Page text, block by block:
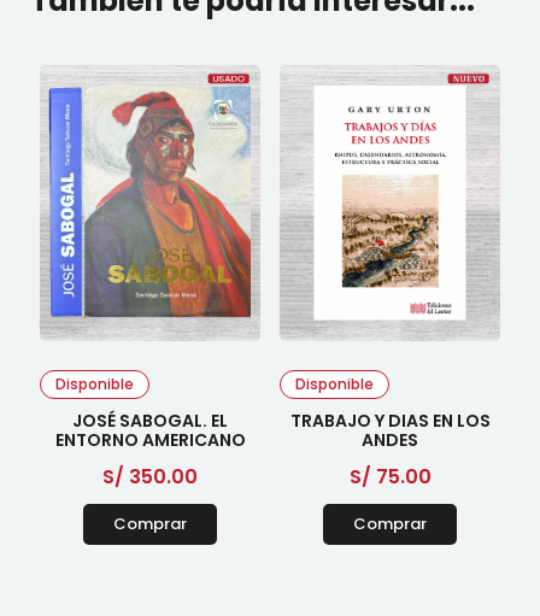
Disponible
JOSÉ SABOGAL. EL
ENTORNO AMERICANO
S/ 350.00
Comprar
Disponible
TRABAJO Y DIAS EN LOS
ANDES
S/ 75.00
Comprar